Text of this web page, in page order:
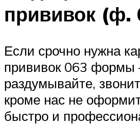
прививок (ф.
Если срочно нужна
прививок 063 формы
раздумывайте,
кроме нас не
быстро и